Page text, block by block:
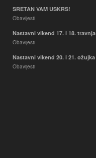
SRETAN VAM USKRS!
Obavijesti
Nastavni vikend 17. i 18. travnja
Obavijesti
Nastavni vikend 20. i 21. ožujka
Obavijesti